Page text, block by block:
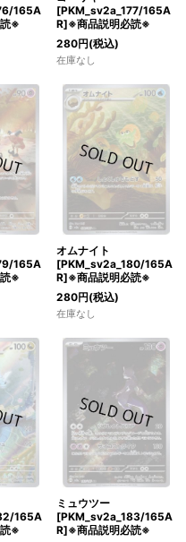
165A
※
[PKM_sv2a_177/165A
R]※商品説明必読※
280円(税込)
在庫なし
165A
※
オムナイト
[PKM_sv2a_180/165A
R]※商品説明必読※
280円(税込)
在庫なし
165A
※
ミュウツー
[PKM_sv2a_183/165A
R]※商品説明必読※